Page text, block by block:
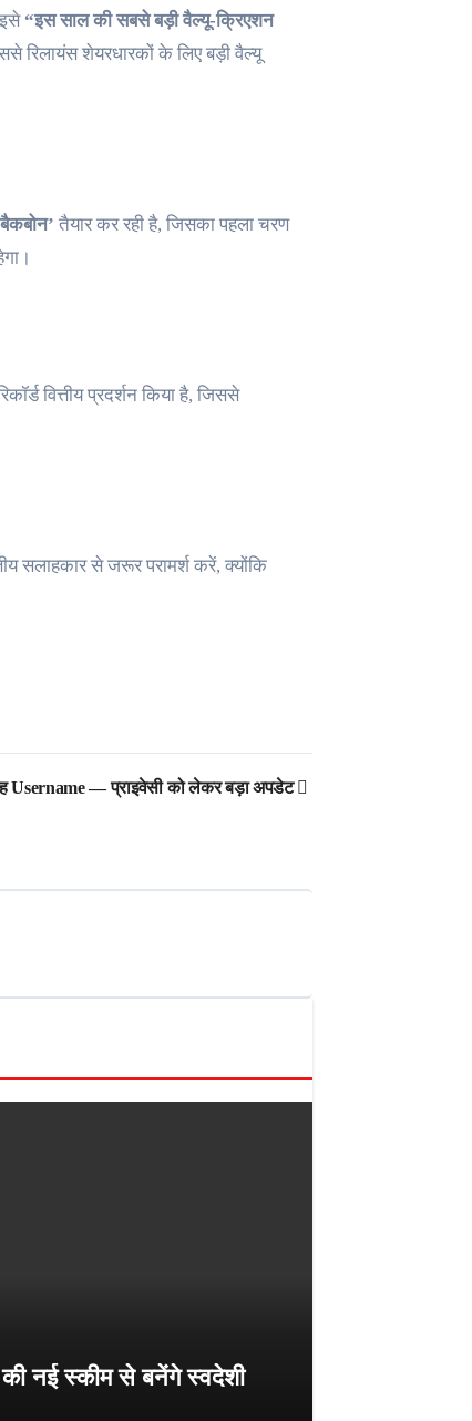
“इस साल की सबसे बड़ी वैल्यू-क्रिएशन
रिलायंस शेयरधारकों के लिए बड़ी वैल्यू
तैयार कर रही है, जिसका पहला चरण
वित्तीय प्रदर्शन किया है, जिससे
सलाहकार से जरूर परामर्श करें, क्योंकि
Username — प्राइवेसी को लेकर बड़ा अपडेट
की नई स्कीम से बनेंगे स्वदेशी